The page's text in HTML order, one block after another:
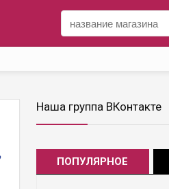
Наша группа ВКонтакте
ПОПУЛЯРНОЕ